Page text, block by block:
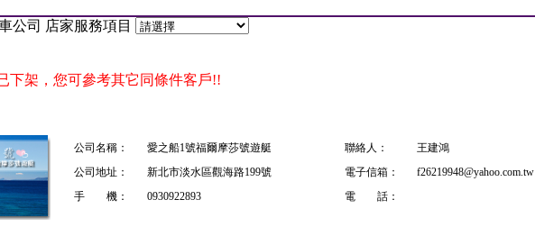
公司 店家服務項目
下架，您可參考其它同條件客戶!!
公司名稱： 愛之船1號福爾摩莎號遊艇 聯絡人：
王建鴻
公司地址：
新北市淡水區觀海路199號 電子信箱：
f26219948@yahoo.com.tw
手 機：
0930922893 電 話：